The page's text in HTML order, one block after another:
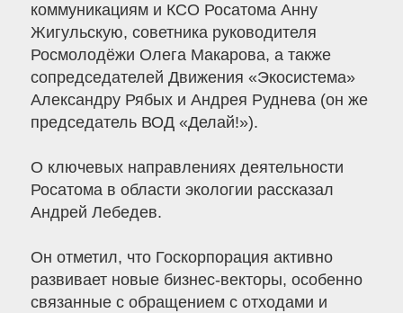
коммуникациям и КСО Росатома Анну
Жигульскую, советника руководителя
Росмолодёжи Олега Макарова, а также
сопредседателей Движения «Экосистема»
Александру Рябых и Андрея Руднева (он же
председатель ВОД «Делай!»).
О ключевых направлениях деятельности
Росатома в области экологии рассказал
Андрей Лебедев.
Он отметил, что Госкорпорация активно
развивает новые бизнес-векторы, особенно
связанные с обращением с отходами и